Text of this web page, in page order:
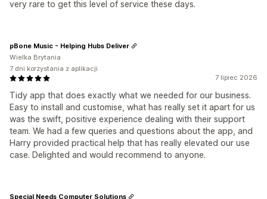
very rare to get this level of service these days.
7 lipiec 2026
Tidy app that does exactly what we needed for our business.
Easy to install and customise, what has really set it apart for us
was the swift, positive experience dealing with their support
team. We had a few queries and questions about the app, and
Harry provided practical help that has really elevated our use
case. Delighted and would recommend to anyone.
pBone Music - Helping Hubs Deliver
Wielka Brytania
7 dni korzystania z aplikacji
Special Needs Computer Solutions